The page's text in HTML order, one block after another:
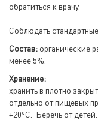
обратиться к врачу.
Соблюдать
Состав: органические
менее 5%.
Хранение:
хранить в плотно
отдельно от пищевых
+20оС. Беречь от детей.